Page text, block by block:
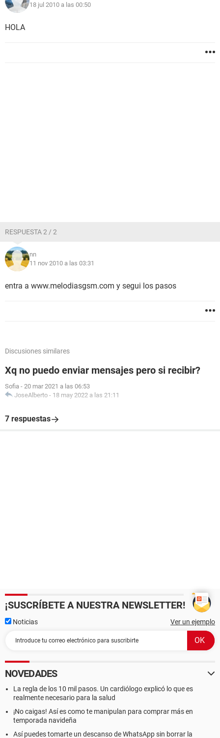
18 jul 2010 a las 00:50
HOLA
RESPUESTA 2 / 2
nn
11 nov 2010 a las 03:31
entra a www.melodiasgsm.com y segui los pasos
Discusiones similares
Xq no puedo enviar mensajes pero si recibir?
Sofia - 20 mar 2021 a las 06:53
JoseAlberto - 18 may 2022 a las 21:11
7 respuestas
¡SUSCRÍBETE A NUESTRA NEWSLETTER!
Noticias Ver un ejemplo
NOVEDADES
La regla de los 10 mil pasos. Un cardiólogo explicó lo que es
realmente necesario para la salud
¡No caigas! Así es como te manipulan para comprar más en
temporada navideña
Así puedes tomarte un descanso de WhatsApp sin borrar la